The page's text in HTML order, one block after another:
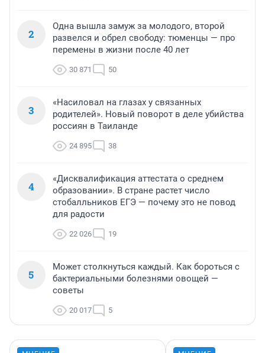
2
Одна вышла замуж за молодого, второй
развелся и обрел свободу: тюменцы — про
перемены в жизни после 40 лет
30 871 50
3
«Насиловал на глазах у связанных
родителей». Новый поворот в деле убийства
россиян в Таиланде
24 895 38
4
«Дисквалификация аттестата о среднем
образовании». В стране растет число
стобалльников ЕГЭ — почему это не повод
для радости
22 026 19
5
Может столкнуться каждый. Как бороться с
бактериальными болезнями овощей —
советы
20 017 5